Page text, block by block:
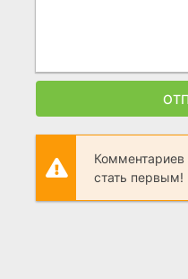
стать первым!